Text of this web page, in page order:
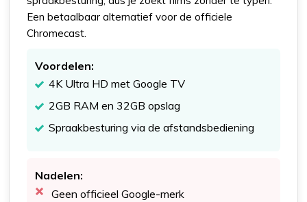
Een betaalbaar alternatief voor de officiele
Chromecast.
Voordelen:
4K Ultra HD met Google TV
2GB RAM en 32GB opslag
Spraakbesturing via de afstandsbediening
Nadelen:
Geen officieel Google-merk